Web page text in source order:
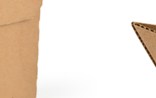
Cena od
492,47 Kč